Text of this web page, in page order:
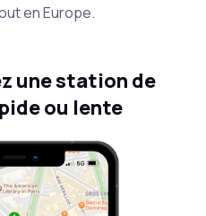
en Europe.
une station de
ou lente